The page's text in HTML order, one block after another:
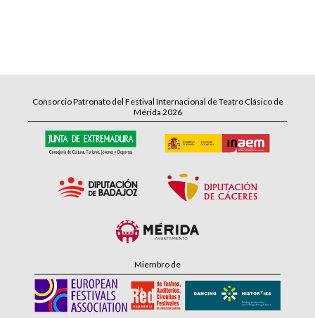
Consorcio Patronato del Festival Internacional de Teatro Clásico de
Mérida 2026
Miembro de